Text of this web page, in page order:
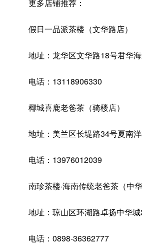
更多店铺推荐：
假日一品派茶楼（文华路店）
地址：龙华区文华路18号君华
电话：13118906330
椰城喜鹿老爸茶（骑楼店）
地址：美兰区长堤路34号夏南
电话：13976012039
南珍茶楼·海南传统老爸茶（中华
地址：琼山区环湖路卓扬中华
电话：0898-36362777